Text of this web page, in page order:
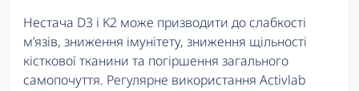
Нестача D3 і K2 може призводити до слабкості
м’язів, зниження імунітету, зниження щільності
кісткової тканини та погіршення загального
самопочуття. Регулярне використання Activlab